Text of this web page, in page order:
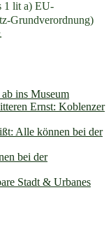
1 lit a) EU-
Grundverordnung)
ins Museum
Ernst: Koblenzer
Alle können bei der
bei der
Stadt & Urbanes